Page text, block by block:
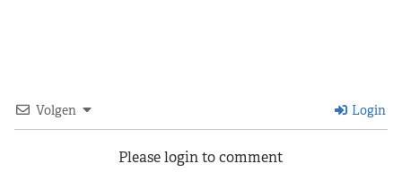
Volgen Login
Please login to comment